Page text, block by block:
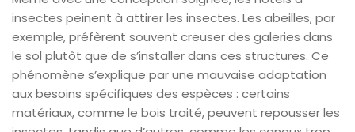
insectes peinent à attirer les insectes. Les abeilles, par
exemple, préfèrent souvent creuser des galeries dans
le sol plutôt que de s’installer dans ces structures. Ce
phénomène s’explique par une mauvaise adaptation
aux besoins spécifiques des espèces : certains
matériaux, comme le bois traité, peuvent repousser les